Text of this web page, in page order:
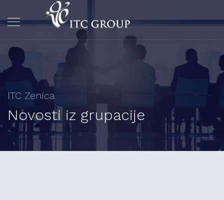
ITC Zenica
Novosti iz grupacije